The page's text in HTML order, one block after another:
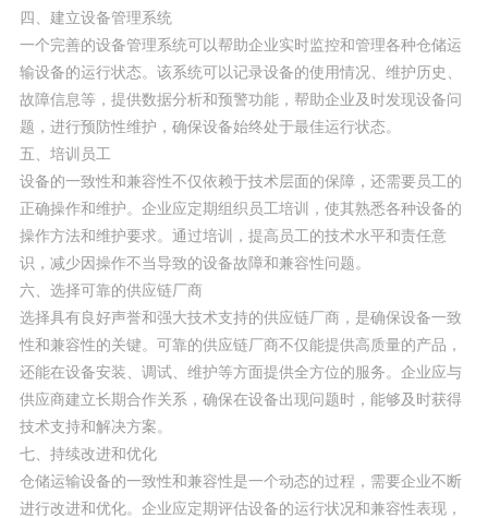
四、建立设备管理系统
一个完善的设备管理系统可以帮助企业实时监控和管理各种仓储运
输设备的运行状态。该系统可以记录设备的使用情况、维护历史、
故障信息等，提供数据分析和预警功能，帮助企业及时发现设备问
题，进行预防性维护，确保设备始终处于最佳运行状态。
五、培训员工
设备的一致性和兼容性不仅依赖于技术层面的保障，还需要员工的
正确操作和维护。企业应定期组织员工培训，使其熟悉各种设备的
操作方法和维护要求。通过培训，提高员工的技术水平和责任意
识，减少因操作不当导致的设备故障和兼容性问题。
六、选择可靠的供应链厂商
选择具有良好声誉和强大技术支持的供应链厂商，是确保设备一致
性和兼容性的关键。可靠的供应链厂商不仅能提供高质量的产品，
还能在设备安装、调试、维护等方面提供全方位的服务。企业应与
供应商建立长期合作关系，确保在设备出现问题时，能够及时获得
技术支持和解决方案。
七、持续改进和优化
仓储运输设备的一致性和兼容性是一个动态的过程，需要企业不断
进行改进和优化。企业应定期评估设备的运行状况和兼容性表现，